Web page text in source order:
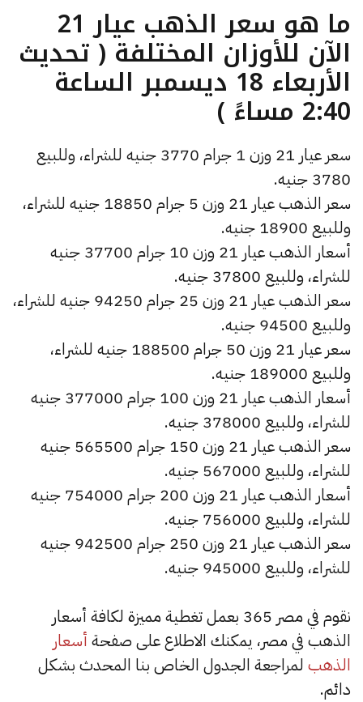
ما هو سعر الذهب عيار 21
الآن للأوزان المختلفة ( تحديث
الأربعاء 18 ديسمبر الساعة
2:40 مساءً )
سعر عيار 21 وزن 1 جرام 3770 جنيه للشراء، وللبيع
3780 جنيه.
سعر الذهب عيار 21 وزن 5 جرام 18850 جنيه للشراء،
وللبيع 18900 جنيه.
أسعار الذهب عيار 21 وزن 10 جرام 37700 جنيه
للشراء، وللبيع 37800 جنيه.
سعر الذهب عيار 21 وزن 25 جرام 94250 جنيه للشراء،
وللبيع 94500 جنيه.
سعر عيار 21 وزن 50 جرام 188500 جنيه للشراء،
وللبيع 189000 جنيه.
أسعار الذهب عيار 21 وزن 100 جرام 377000 جنيه
للشراء، وللبيع 378000 جنيه.
سعر الذهب عيار 21 وزن 150 جرام 565500 جنيه
للشراء، وللبيع 567000 جنيه.
أسعار الذهب عيار 21 وزن 200 جرام 754000 جنيه
للشراء، وللبيع 756000 جنيه.
سعر الذهب عيار 21 وزن 250 جرام 942500 جنيه
للشراء، وللبيع 945000 جنيه.
نقوم في مصر 365 بعمل تغطية مميزة لكافة أسعار
الذهب في مصر، يمكنك الاطلاع على صفحة أسعار
الذهب لمراجعة الجدول الخاص بنا المحدث بشكل
دائم.